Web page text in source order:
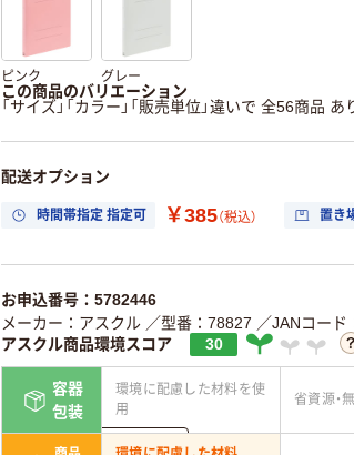
ピンク グレー
この商品のバリエーション
「サイズ」「カラー」「販売単位」違いで 全56商品 あ
配送オプション
時間帯指定 指定可 ￥385（税込） 置き
お申込番号：5782446
メーカー：アスクル ／型番：78827 ／JANコー
アスクル商品環境スコア
30
容器
包装
環境に配慮した材料を使
用
省資源・
詳しく見る